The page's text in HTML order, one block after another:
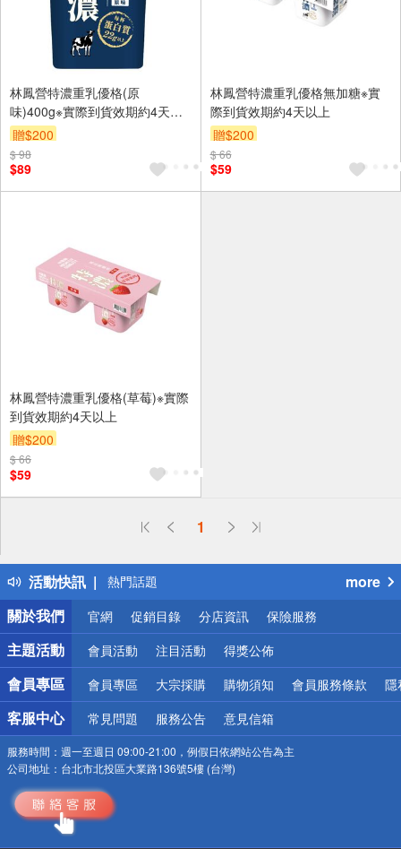
林鳳營特濃重乳優格(原
味)400g※實際到貨效期約4天以
上
贈$200
$ 98
$89
林鳳營特濃重乳優格無加糖※實
際到貨效期約4天以上
贈$200
$ 66
$59
林鳳營特濃重乳優格(草莓)※實際
到貨效期約4天以上
贈$200
$ 66
$59
1
活動快訊
偏遠地區配送
得獎公告
熱門話題
銀行優惠
偏遠地區配送
詐騙網頁！請小心！
more
關於我們
官網 促銷目錄 分店資訊 保險服務
主題活動 會員活動 注目活動 得獎公佈
會員專區 會員專區 大宗採購 購物須知 會員服務條款 隱
客服中心 常見問題 服務公告 意見信箱
服務時間： 週一至週日 09:00-21:00，例假日依網站公告為主
公司地址： 台北市北投區大業路136號5樓 (台灣)